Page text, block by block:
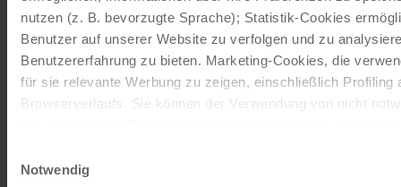
nutzen (z. B. bevorzugte Sprache); Statistik-Cookies
Benutzer auf unserer Website zu verfolgen und zu
Benutzererfahrung zu bieten. Marketing-Cookies, die
für sie relevante Werbung zu zeigen, einschließlich Profiling
Browserverlaufs. Sie können der Verwendung von nicht
Impressum
Notwendig
besonders starken Abschluss.
Bremenist ohne dieWeser
kaum denkbar. Der Fluss hat
die Hansestadt über
Jahrhunderte geprägt: als